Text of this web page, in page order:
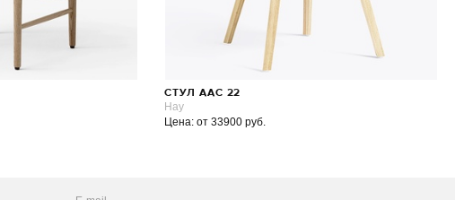
СТУЛ ААС 22
Hay
Цена: от 33900 руб.